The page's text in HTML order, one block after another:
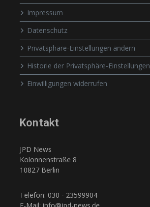
Impressum
Datenschutz
Privatsphäre-Einstellungen ändern
Historie der Privatsphäre-Einstellungen
Einwilligungen widerrufen
Kontakt
JPD News
Kolonnenstraße 8
10827 Berlin
Telefon: 030 - 23599904